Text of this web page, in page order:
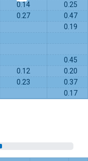
0.14
0.25
0.27
0.47
0.19
0.45
0.12
0.20
0.23
0.37
0.17